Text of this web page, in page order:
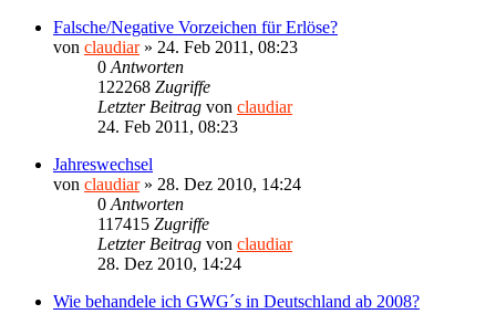
Falsche/Negative Vorzeichen für Erlöse?
von claudiar» 24. Feb 2011, 08:23
0 Antworten
122268 Zugriffe
Letzter Beitrag von claudiar
24. Feb 2011, 08:23
Jahreswechsel
von claudiar» 28. Dez 2010, 14:24
0 Antworten
117415 Zugriffe
Letzter Beitrag von claudiar
28. Dez 2010, 14:24
Wie behandele ich GWG´s in Deutschland ab 2008?